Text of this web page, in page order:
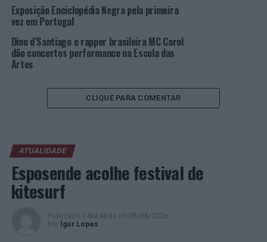
Economia Política e em parceria com o CEGE – Centro
de Estudos em gestão da Economia, da
Business School
e irá contar com uma conferência de
Pedro Teixeira, investigador pós-doutoral no Centro
Marc Bloch, na Universidade Humboldt de Berlim e ainda
Martins, doutorado em Economia pela Universidade de
Cambridge e licenciado em Economia pela Universidade
A sessão pretende debater sobre o tema em questão e
dar ao público diferentes perspetivas, teóricas e
práticas. As experiências internacionais dos convidados
são também uma mais-valia para a conferência, pois
mundiais em redor do capitalismo.
Exposição Enciclopédia Negra pela primeira
vez em Portugal
Dino d’Santiago e rapper brasileira MC Carol
dão concertos performance na Escola das
Artes
CLIQUE PARA COMENTAR
ATUALIDADE
Esposende acolhe festival de
kitesurf
Publicado 1 dia atrás on 05/08/2026
Por
Ígor Lopes